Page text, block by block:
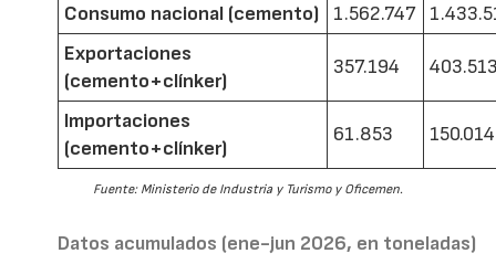
Consumo nacional (cemento)
1.562.747
Exportaciones
(cemento+clínker)
357.194
Importaciones
(cemento+clínker)
61.853 150.014
Fuente: Ministerio de Industria y Turismo y Oficemen.
Datos acumulados (ene-jun 2026, en toneladas)